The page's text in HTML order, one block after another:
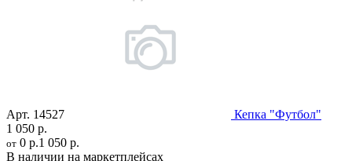
Арт. 14527
Кепка "Футбол"
1 050 р.
от 0 р.1 050 р.
В наличии на маркетплейсах